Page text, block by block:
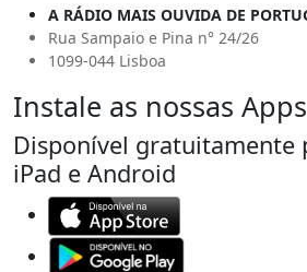
A RÁDIO MAIS OUVIDA DE
Rua Sampaio e Pina n° 24/26
1099-044 Lisboa
Instale as nossas Apps
Disponível gratuitamente
iPad e Android